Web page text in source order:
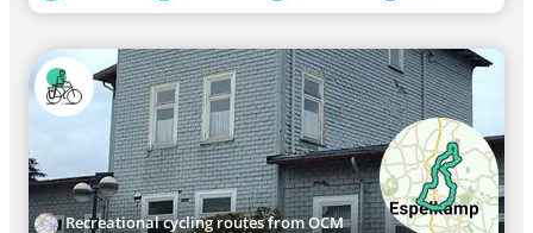
Recreational cycling routes from OCM